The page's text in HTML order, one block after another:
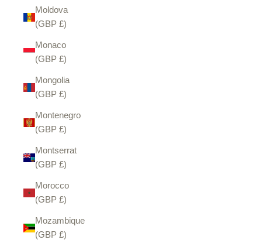
Moldova
(GBP £)
Monaco
(GBP £)
Mongolia
(GBP £)
Montenegro
(GBP £)
Montserrat
(GBP £)
Morocco
(GBP £)
Mozambique
(GBP £)